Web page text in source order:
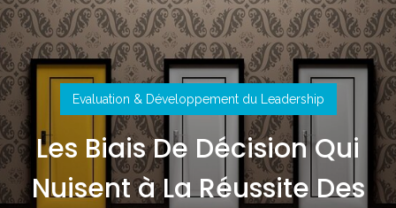
Evaluation & Développement du Leadership
Les Biais De Décision Qui
Nuisent à La Réussite Des